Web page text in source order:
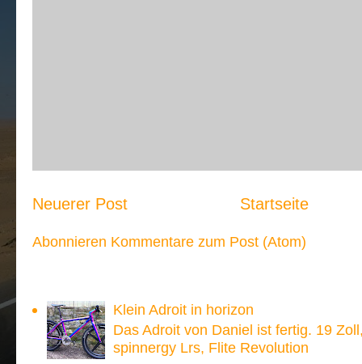
Neuerer Post Startseite
Abonnieren Kommentare zum Post (Atom)
Klein Adroit in horizon
Das Adroit von Daniel ist fertig. 19
spinnergy Lrs, Flite Revolution